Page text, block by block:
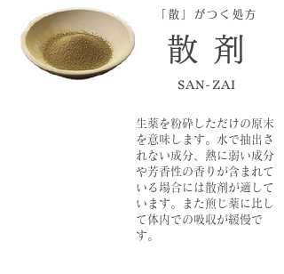
「散」がつく処方
散 剤
SAN-ZAI
生薬を粉砕しただけの原末
を意味します。水で抽出さ
れない成分、熱に弱い成分
や芳香性の香りが含まれて
いる場合には散剤が適して
います。また煎じ薬に比し
て体内での吸収が緩慢で
す。